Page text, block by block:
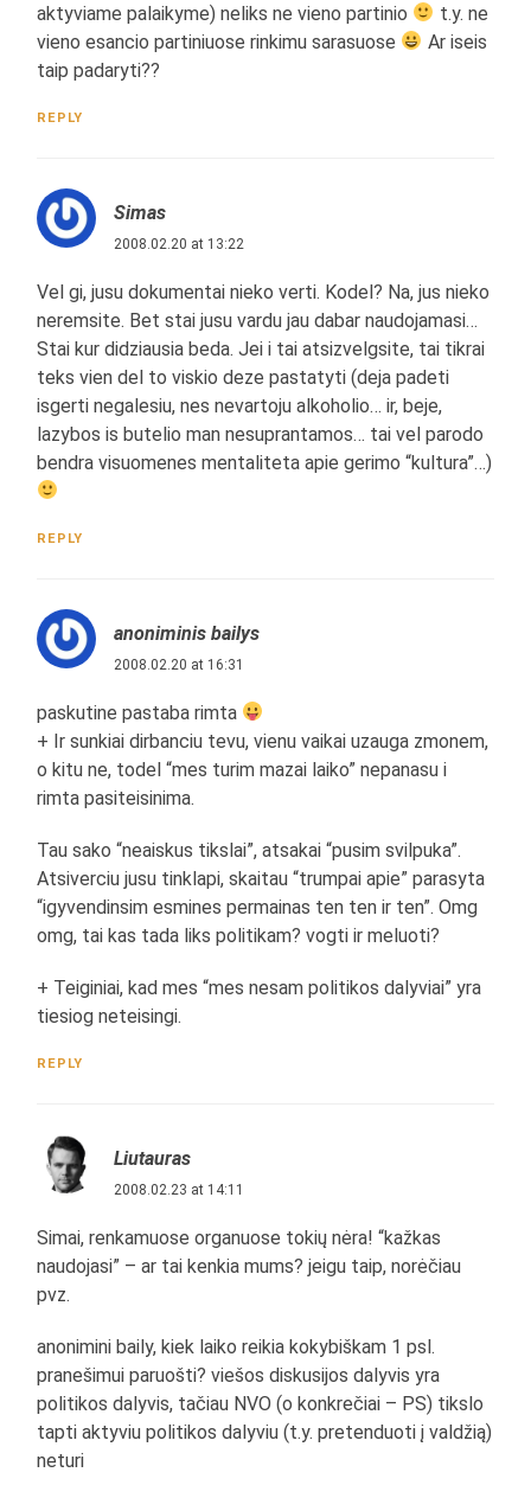
aktyviame palaikyme) neliks ne vieno partinio
t.y. ne
vieno esancio partiniuose rinkimu sarasuose
Ar iseis
taip padaryti??
REPLY
Simas
2008.02.20 at 13:22
Vel gi, jusu dokumentai nieko verti. Kodel? Na, jus nieko
neremsite. Bet stai jusu vardu jau dabar naudojamasi…
Stai kur didziausia beda. Jei i tai atsizvelgsite, tai tikrai
teks vien del to viskio deze pastatyti (deja padeti
isgerti negalesiu, nes nevartoju alkoholio… ir, beje,
lazybos is butelio man nesuprantamos… tai vel parodo
bendra visuomenes mentaliteta apie gerimo “kultura”…)
REPLY
anoniminis bailys
2008.02.20 at 16:31
paskutine pastaba rimta
+ Ir sunkiai dirbanciu tevu, vienu vaikai uzauga zmonem,
o kitu ne, todel “mes turim mazai laiko” nepanasu i
rimta pasiteisinima.
Tau sako “neaiskus tikslai”, atsakai “pusim svilpuka”.
Atsiverciu jusu tinklapi, skaitau “trumpai apie” parasyta
“igyvendinsim esmines permainas ten ten ir ten”. Omg
omg, tai kas tada liks politikam? vogti ir meluoti?
+ Teiginiai, kad mes “mes nesam politikos dalyviai” yra
tiesiog neteisingi.
REPLY
Liutauras
2008.02.23 at 14:11
Simai, renkamuose organuose tokių nėra! “kažkas
naudojasi” – ar tai kenkia mums? jeigu taip, norėčiau
pvz.
anonimini baily, kiek laiko reikia kokybiškam 1 psl.
pranešimui paruošti? viešos diskusijos dalyvis yra
politikos dalyvis, tačiau NVO (o konkrečiai – PS) tikslo
tapti aktyviu politikos dalyviu (t.y. pretenduoti į valdžią)
neturi